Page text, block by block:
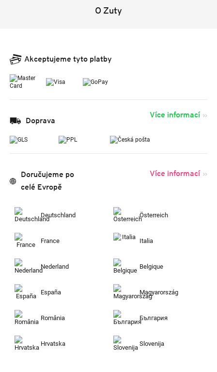
O Zuty
Akceptujeme tyto platby
Doprava
Více informací
Doručujeme po
celé Evropě
Více informací
Deutschland Österreich
France Italia
Nederland Belgique
España Magyarország
România България
Hrvatska Slovenija